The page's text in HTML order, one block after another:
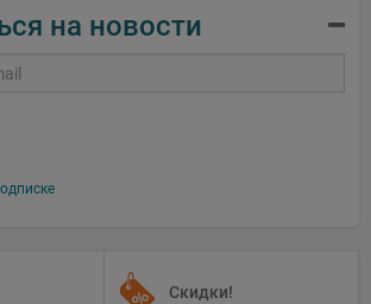
на новости
Скидки!